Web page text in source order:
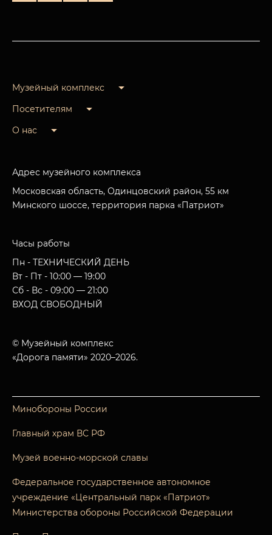
Музейный комплекс
Посетителям
О нас
Адрес музейного комплекса
Московская область, Одинцовский район, 55 км
Минского шоссе, территория парка «Патриот»
Часы работы
Пн - ТЕХНИЧЕСКИЙ ДЕНЬ
Вт - Пт - 10:00 — 19:00
Сб - Вс - 09:00 — 21:00
ВХОД СВОБОДНЫЙ
© Музейный комплекс
«Дорога памяти» 2020–2026.
Минобороны России
Главный храм ВС РФ
Музей военно-морской славы
Федеральное государственное автономное
учреждение «Центральный парк «Патриот»
Министерства обороны Российской Федерации